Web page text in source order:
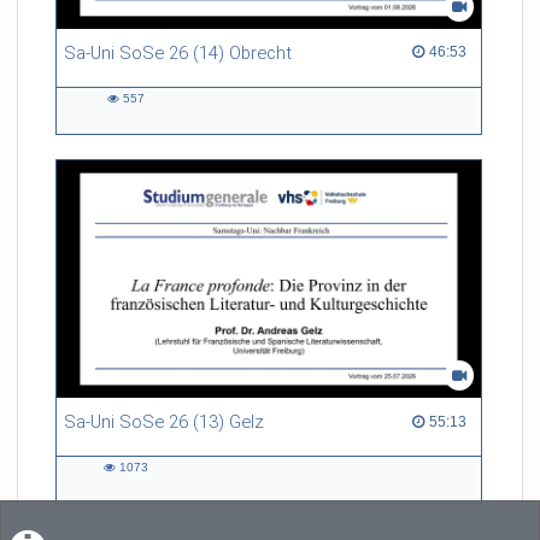
Sa-Uni SoSe 26 (14) Obrecht 46:53
46:53 duration
557
Sa-Uni SoSe 26 (13) Gelz 55:13
55:13 duration
1073